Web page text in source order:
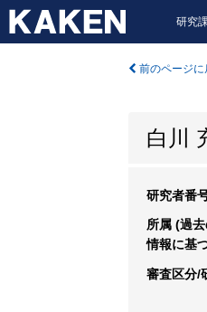
研究
前のページに
白川
研究者番
所属 (過
情報に基
審査区分/